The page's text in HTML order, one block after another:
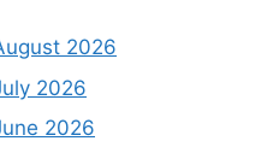
2026
2026
2026